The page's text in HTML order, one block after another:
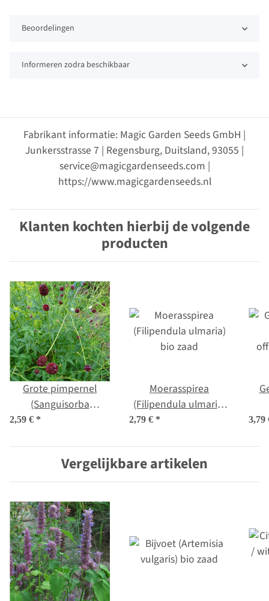
Beoordelingen
Informeren zodra beschikbaar
Fabrikant informatie: Magic Garden Seeds GmbH |
Junkersstrasse 7 | Regensburg, Duitsland, 93055 |
service@magicgardenseeds.com |
https://www.magicgardenseeds.nl
Klanten kochten hierbij de volgende
producten
Grote pimpernel
(Sanguisorba
officinalis) zaden
2,59 € *
Moerasspirea
(Filipendula ulmaria)
2,79 € * 3,79
Vergelijkbare artikelen